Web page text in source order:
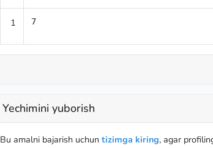
1 7
Yechimini yuborish
Bu amalni bajarish uchun tizimga kiring, agar